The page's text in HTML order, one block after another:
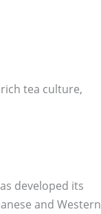
tea culture,
developed its
and Western